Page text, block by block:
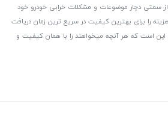
سمتی دچار موضوعات و مشکلات خرابی خودرو خود
را برای بهترین کیفیت در سریع ترین زمان دریافت
است که هر آنچه میخواهند را با همان کیفیت و